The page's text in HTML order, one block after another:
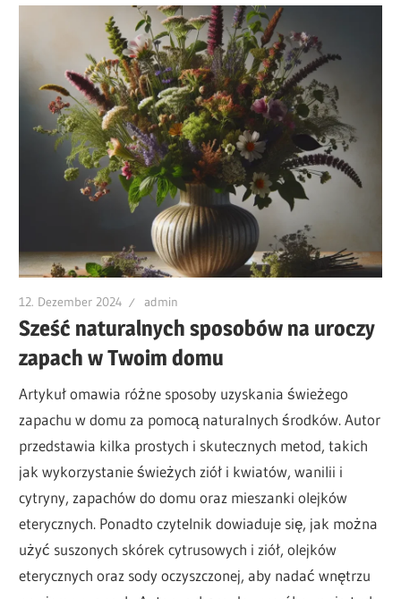
12. Dezember 2024 admin
Sześć naturalnych sposobów na uroczy
zapach w Twoim domu
Artykuł omawia różne sposoby uzyskania świeżego
zapachu w domu za pomocą naturalnych środków. Autor
przedstawia kilka prostych i skutecznych metod, takich
jak wykorzystanie świeżych ziół i kwiatów, wanilii i
cytryny, zapachów do domu oraz mieszanki olejków
eterycznych. Ponadto czytelnik dowiaduje się, jak można
użyć suszonych skórek cytrusowych i ziół, olejków
eterycznych oraz sody oczyszczonej, aby nadać wnętrzu